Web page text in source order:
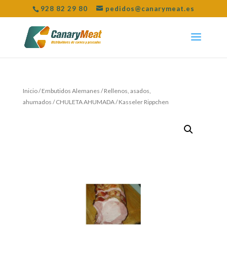
928 82 29 80 pedidos@canarymeat.es
Inicio/Embutidos Alemanes /Rellenos, asados,
ahumados / CHULETA AHUMADA / Kasseler Rippchen